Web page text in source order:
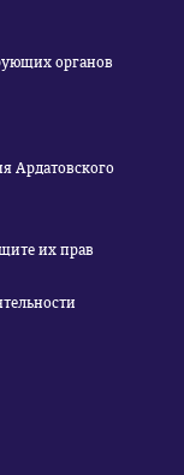
органов
Ардатовского
их прав